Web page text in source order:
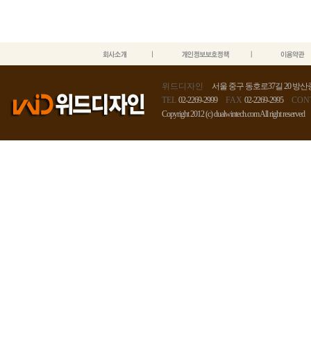
위드디자인
서울 중구 동호로37길 20 방산
TEL 02-2269-2999 FAX 02-2269-2995
Copyright 2012 (c) dualwintech.com All right reserved